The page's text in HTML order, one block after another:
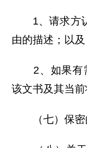
1、请求方认
由的描述；以及
2、如果有需
该文书及其当前
（七）保密